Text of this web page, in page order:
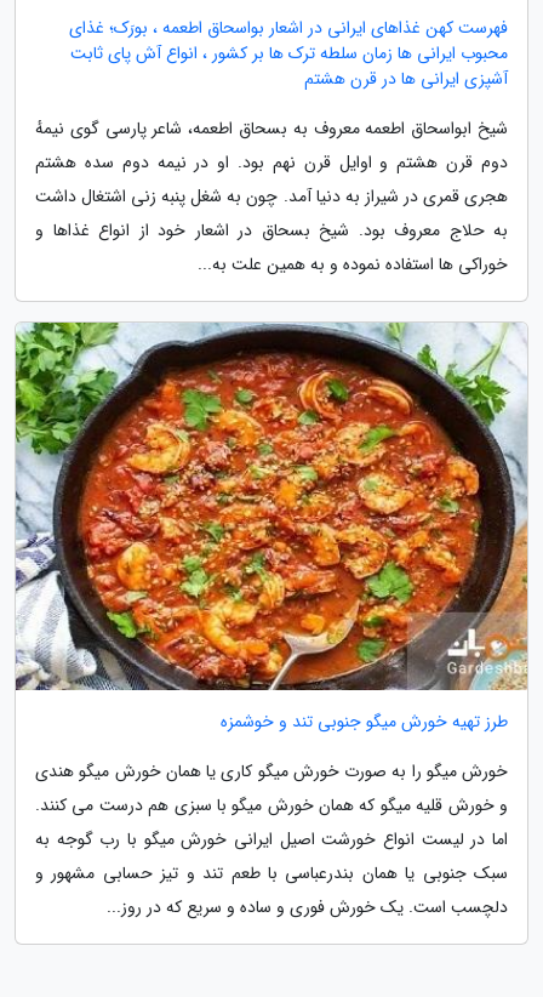
فهرست کهن غذاهای ایرانی در اشعار بواسحاق اطعمه ، بورَک؛ غذای
محبوب ایرانی ها زمان سلطه ترک ها بر کشور ، انواع آش پای ثابت
آشپزی ایرانی ها در قرن هشتم
شیخ ابواسحاق اطعمه معروف به بسحاق اطعمه، شاعر پارسی گوی نیمهٔ
دوم قرن هشتم و اوایل قرن نهم بود. او در نیمه دوم سده هشتم
هجری قمری در شیراز به دنیا آمد. چون به شغل پنبه زنی اشتغال داشت
به حلاج معروف بود. شیخ بسحاق در اشعار خود از انواع غذاها و
خوراکی ها استفاده نموده و به همین علت به...
طرز تهیه خورش میگو جنوبی تند و خوشمزه
خورش میگو را به صورت خورش میگو کاری یا همان خورش میگو هندی
و خورش قلیه میگو که همان خورش میگو با سبزی هم درست می کنند.
اما در لیست انواع خورشت اصیل ایرانی خورش میگو با رب گوجه به
سبک جنوبی یا همان بندرعباسی با طعم تند و تیز حسابی مشهور و
دلچسب است. یک خورش فوری و ساده و سریع که در روز...